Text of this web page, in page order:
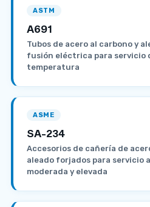
ASTM
A691
Tubos de acero al carbono y
fusión eléctrica para servicio
temperatura
ASME
SA-234
Accesorios de cañería de
aleado forjados para servicio
moderada y elevada